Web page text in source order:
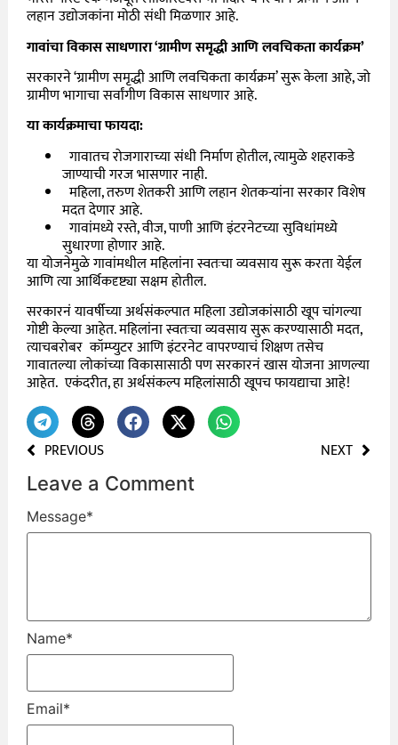
लहानउद्योजकांनामोठीसंधीमिळणारआहे.
गावांचाविकाससाधणारा‘ग्रामीणसमृद्धीआणिलवचिकताकार्यक्रम’
सरकारने‘ग्रामीणसमृद्धीआणिलवचिकताकार्यक्रम’सुरूकेलाआहे,जो
ग्रामीणभागाचासर्वांगीणविकाससाधणारआहे.
याकार्यक्रमाचा फायदा:
गावातचरोजगाराच्यासंधीनिर्माणहोतील,त्यामुळेशहराकडे
जाण्याचीगरजभासणारनाही.
महिला,तरुणशेतकरीआणिलहानशेतकऱ्यांनासरकारविशेष
मदतदेणारआहे.
गावांमध्येरस्ते,वीज,पाणीआणिइंटरनेटच्यासुविधांमध्ये
सुधारणाहोणारआहे.
यायोजनेमुळेगावांमधीलमहिलांनास्वतःचाव्यवसायसुरूकरतायेईल
आणित्याआर्थिकदृष्ट्यासक्षमहोतील.
सरकारनं यावर्षीच्या अर्थसंकल्पात महिला उद्योजकांसाठी खूप चांगल्या
गोष्टी केल्या आहेत. महिलांना स्वतःचा व्यवसाय सुरू करण्यासाठी मदत,
त्याचबरोबर कॉम्प्युटर आणि इंटरनेट वापरण्याचं शिक्षण तसेच
गावातल्या लोकांच्या विकासासाठी पण सरकारनं खास योजना आणल्या
आहेत. एकंदरीत, हा अर्थसंकल्प महिलांसाठी खूपच फायद्याचा आहे!
PREVIOUS NEXT
Leave a Comment
Message*
Name*
Email*